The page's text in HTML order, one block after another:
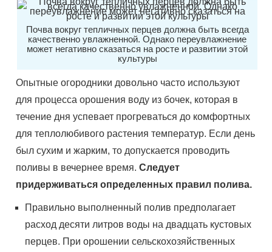
Почва вокруг тепличных перцев должна быть всегда
качественно увлажненной. Однако переувлажнение
может негативно сказаться на росте и развитии этой
культуры
Опытные огородники довольно часто используют
для процесса орошения воду из бочек, которая в
течение дня успевает прогреваться до комфортных
для теплолюбивого растения температур. Если день
был сухим и жарким, то допускается проводить
поливы в вечернее время. Следует
придерживаться определенных правил полива.
Правильно выполненный полив предполагает
расход десяти литров воды на двадцать кустовых
перцев. При орошении сельскохозяйственных